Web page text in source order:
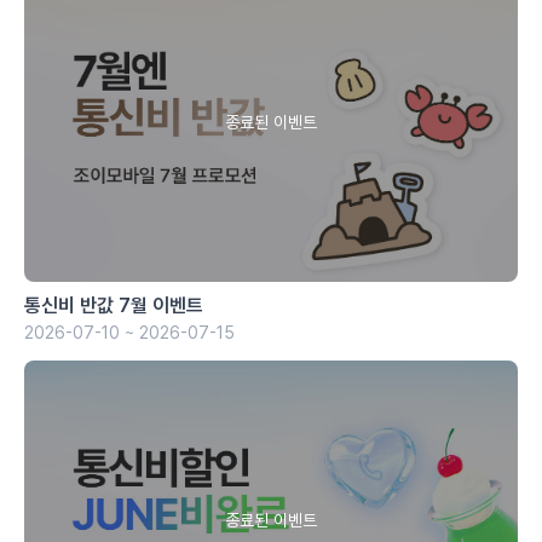
통신비 반값 7월 이벤트
2026-07-10 ~ 2026-07-15